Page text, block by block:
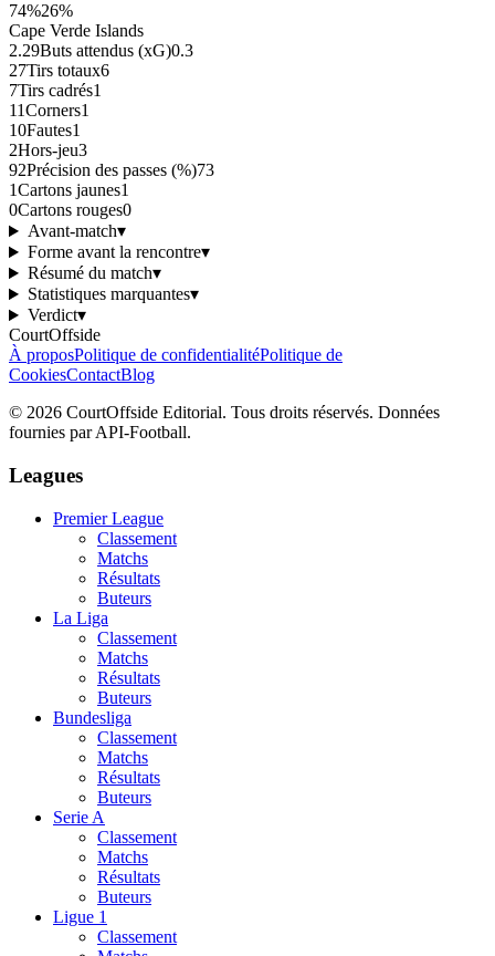
74%26%
Cape Verde Islands
2.29Buts attendus (xG)0.3
27Tirs totaux6
7Tirs cadrés1
11Corners1
10Fautes1
2Hors-jeu3
92Précision des passes (%)73
1Cartons jaunes1
0Cartons rouges0
Avant-match▾
Forme avant la rencontre▾
Résumé du match▾
Statistiques marquantes▾
Verdict▾
CourtOffside
À proposPolitique de confidentialitéPolitique de
CookiesContactBlog
© 2026 CourtOffside Editorial. Tous droits réservés. Données
fournies par API-Football.
Leagues
Premier League
Classement
Matchs
Résultats
Buteurs
La Liga
Classement
Matchs
Résultats
Buteurs
Bundesliga
Classement
Matchs
Résultats
Buteurs
Serie A
Classement
Matchs
Résultats
Buteurs
Ligue 1
Classement